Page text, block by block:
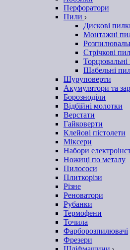
Перфоратори
Пили
Дискові
Монтажні
Стрічкові
Торцювальні
Шабельні
Шуруповерти
Акумулятори та
Борозноділи
Відбійні молотки
Верстати
Гайковерти
Клейові пістолети
Міксери
Набори
Ножиці по металу
Пилососи
Плиткорізи
Різне
Реноватори
Рубанки
Термофени
Точила
Фарборозпилювачі
Фрезери